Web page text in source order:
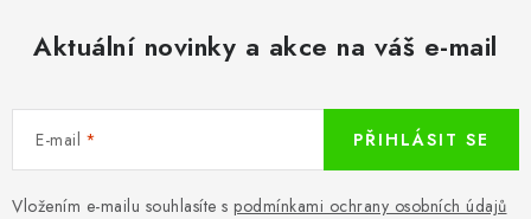
Aktuální novinky a akce na váš e-mail
E-mail
Vložením e-mailu souhlasíte s podmínkami ochrany osobních údajů
PŘIHLÁSIT SE